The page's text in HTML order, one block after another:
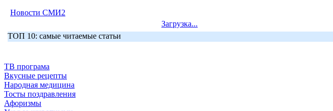
Новости СМИ2
Загрузка...
ТОП 10: самые читаемые статьи
ТВ програма
Вкусные рецепты
Народная медицина
Тосты поздравления
Афоризмы